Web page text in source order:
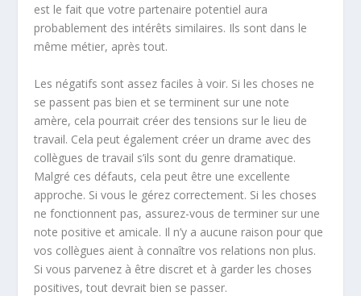
est le fait que votre partenaire potentiel aura
probablement des intérêts similaires. Ils sont dans le
même métier, après tout.
Les négatifs sont assez faciles à voir. Si les choses ne
se passent pas bien et se terminent sur une note
amère, cela pourrait créer des tensions sur le lieu de
travail. Cela peut également créer un drame avec des
collègues de travail s’ils sont du genre dramatique.
Malgré ces défauts, cela peut être une excellente
approche. Si vous le gérez correctement. Si les choses
ne fonctionnent pas, assurez-vous de terminer sur une
note positive et amicale. Il n’y a aucune raison pour que
vos collègues aient à connaître vos relations non plus.
Si vous parvenez à être discret et à garder les choses
positives, tout devrait bien se passer.